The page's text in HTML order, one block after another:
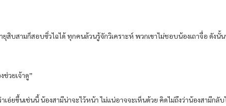
บสามก็สอบซิ่วไฉได้ ทุกคนล้วนรู้จักวิเคราะห์ พวกเขาไม่ชอบน้องเถาจื่อ ดังนั้
ช่วยเจ้าดู”
อ่ยขึ้นเช่นนี้ น้องสามีน่าจะไว้หน้า ไม่แน่อาจจะเห็นด้วย คิดไม่ถึงว่าน้องสามีกลั